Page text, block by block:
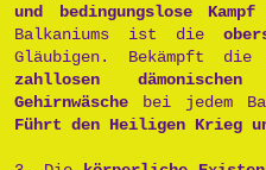
und bedingungslose
Balkaniums ist die
Gläubigen. Bekämpft die
zahllosen dämonischen
Gehirnwäsche bei jedem
Führt den Heiligen Krieg